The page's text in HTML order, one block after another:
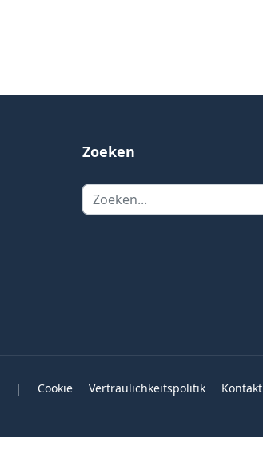
Zoeken
Zoeken
| Cookie Vertraulichkeitspolitik
Kontakt